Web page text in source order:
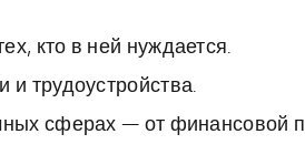
кто в ней нуждается.
и трудоустройства.
сферах — от финансовой